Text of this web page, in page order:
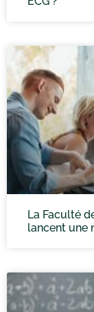
La Faculté
lancent une